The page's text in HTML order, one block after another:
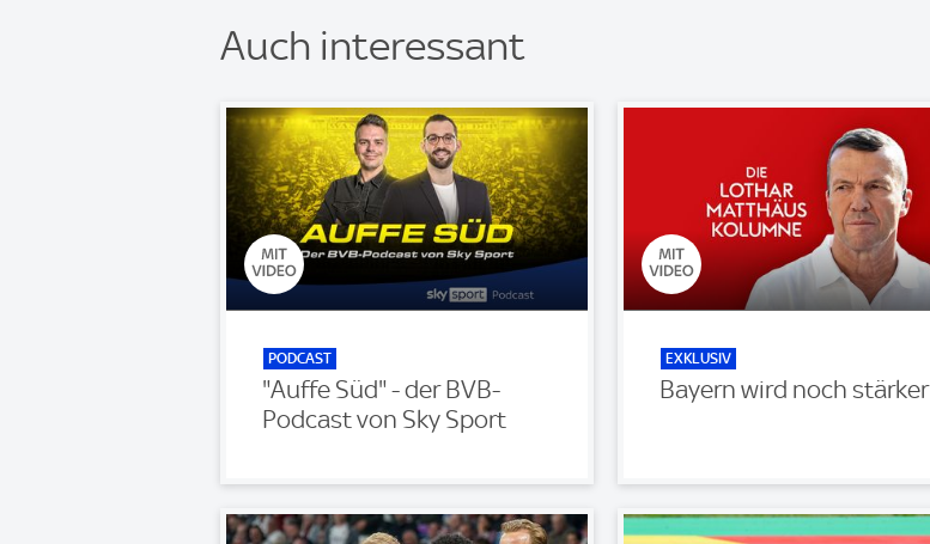
Auch interessant
PODCAST
"Auffe Süd" - der BVB-
Podcast von Sky Sport
EXKLUSIV
Bayern wird noch stärker